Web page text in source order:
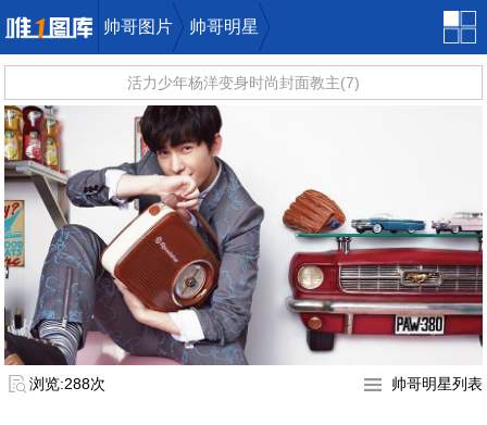
唯一图库
帅哥图片 帅哥明星
活力少年杨洋变身时尚封面教主(7)
浏览:288次 帅哥明星列表